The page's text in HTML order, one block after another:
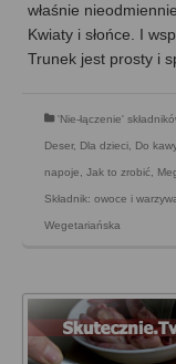
właśnie
Kwiaty i słońce. I
Trunek jest prosty i
'Nie-łączenie'
Deser, Dla dzieci, Do
napoje, Jak to zrobić,
Składnik: owoce i
Wegetariańska